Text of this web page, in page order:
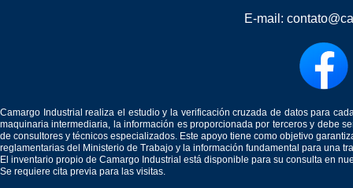
E-mail:
Camargo Industrial realiza el estudio y la verificación cruzada de datos para
maquinaria intermediaria, la información es proporcionada por terceros y debe
de consultores y técnicos especializados. Este apoyo tiene como objetivo
reglamentarias del Ministerio de Trabajo y la información fundamental para una
El inventario propio de Camargo Industrial está disponible para su consulta en
Se requiere cita previa para las visitas.